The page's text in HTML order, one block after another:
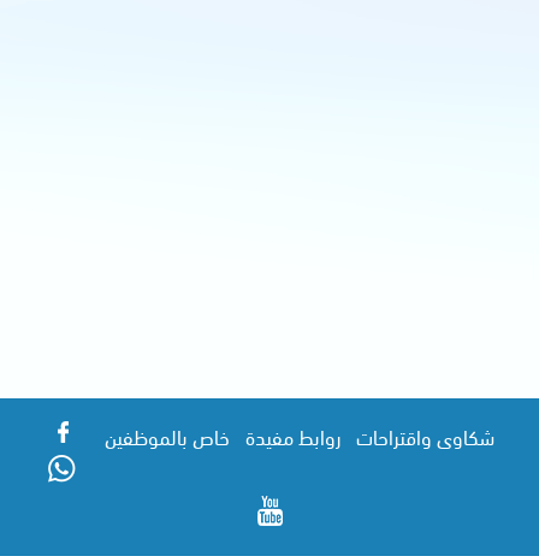
شكاوى واقتراحات روابط مفيدة خاص بالموظفين